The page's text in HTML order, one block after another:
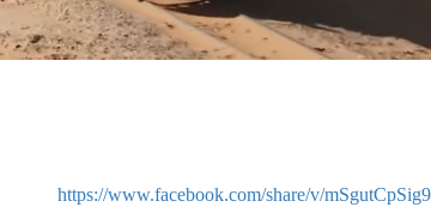
https://www.facebook.com/share/v/